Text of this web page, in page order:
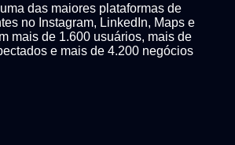
das maiores plataformas de
no Instagram, LinkedIn, Maps e
mais de 1.600 usuários, mais de
e mais de 4.200 negócios